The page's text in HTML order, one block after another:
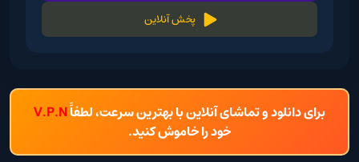
پخش آنلاین
برای دانلود و تماشای آنلاین با بهترین سرعت، لطفاًV.P.N
خود را خاموش کنید.